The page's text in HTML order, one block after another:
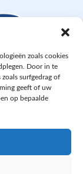
zoals cookies
Door in te
surfgedrag of
geeft of uw
op bepaalde